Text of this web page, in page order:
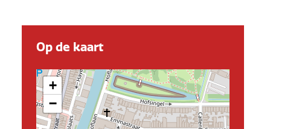
Op de kaart
+
−